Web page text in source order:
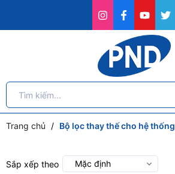
Trang chủ / Bộ lọc thay thế cho hệ
Sắp xếp theo Mặc định